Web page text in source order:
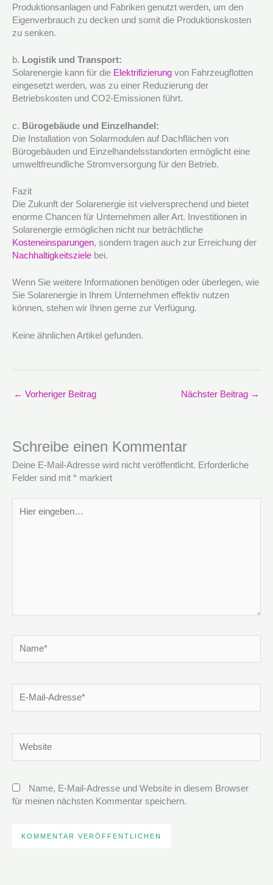
Produktionsanlagen und Fabriken genutzt werden, um den
Eigenverbrauch zu decken und somit die Produktionskosten
zu senken.
b. Logistik und Transport:
Solarenergie kann für die Elektrifizierung von Fahrzeugflotten
eingesetzt werden, was zu einer Reduzierung der
Betriebskosten und CO2-Emissionen führt.
c. Bürogebäude und Einzelhandel:
Die Installation von Solarmodulen auf Dachflächen von
Bürogebäuden und Einzelhandelsstandorten ermöglicht eine
umweltfreundliche Stromversorgung für den Betrieb.
Fazit
Die Zukunft der Solarenergie ist vielversprechend und bietet
enorme Chancen für Unternehmen aller Art. Investitionen in
Solarenergie ermöglichen nicht nur beträchtliche
Kosteneinsparungen, sondern tragen auch zur Erreichung der
Nachhaltigkeitsziele bei.
Wenn Sie weitere Informationen benötigen oder überlegen, wie
Sie Solarenergie in Ihrem Unternehmen effektiv nutzen
können, stehen wir Ihnen gerne zur Verfügung.
Keine ähnlichen Artikel gefunden.
← Vorheriger Beitrag Nächster Beitrag →
Schreibe einen Kommentar
Deine E-Mail-Adresse wird nicht veröffentlicht. Erforderliche
Felder sind mit * markiert
eingeben…
Mail-
Name, E-Mail-Adresse und Website in diesem Browser
für meinen nächsten Kommentar speichern.